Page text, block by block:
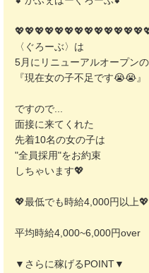
〈ぐろーぶ〉は
5月にリニューアルオープン
『現在女の子不足です😭😭』
ですので...
面接に来てくれた
先着10名の女の子は
"全員採用"をお約束
しちゃいます💖
💖最低でも時給4,000円以上💖
平均時給4,000~6,000円over
▼さらに稼げるPOINT▼